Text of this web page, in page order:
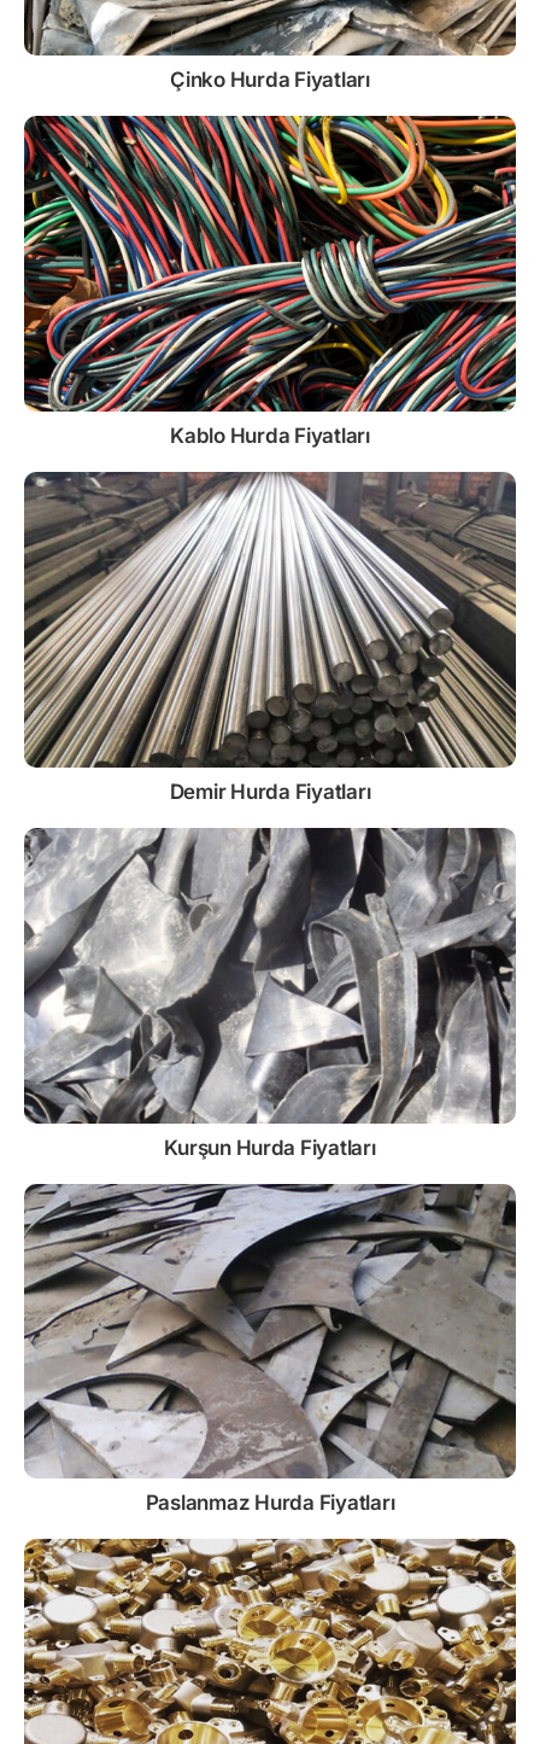
Çinko Hurda Fiyatları
Kablo Hurda Fiyatları
Demir Hurda Fiyatları
Kurşun Hurda Fiyatları
Paslanmaz Hurda Fiyatları